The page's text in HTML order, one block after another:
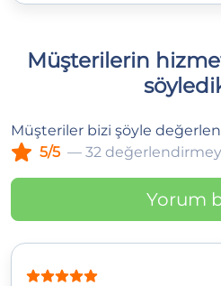
Müşterilerin
Müşteriler bizi şöyle
5/5 — 32
Yorum